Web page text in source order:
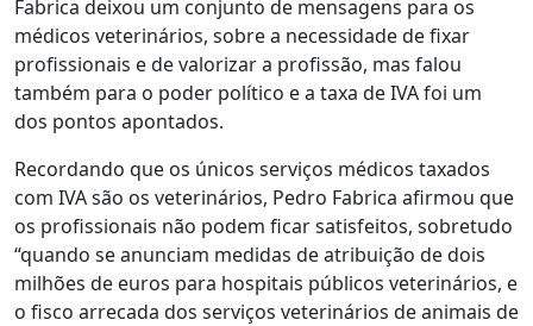
Fabrica deixou um conjunto de mensagens para os
médicos veterinários, sobre a necessidade de fixar
profissionais e de valorizar a profissão, mas falou
também para o poder político e a taxa de IVA foi um
dos pontos apontados.
Recordando que os únicos serviços médicos taxados
com IVA são os veterinários, Pedro Fabrica afirmou que
os profissionais não podem ficar satisfeitos, sobretudo
“quando se anunciam medidas de atribuição de dois
milhões de euros para hospitais públicos veterinários, e
o fisco arrecada dos serviços veterinários de animais de